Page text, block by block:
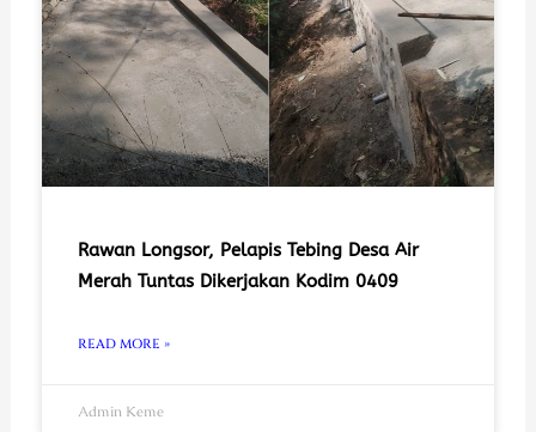
Rawan Longsor, Pelapis Tebing Desa Air
Merah Tuntas Dikerjakan Kodim 0409
READ MORE »
Admin Keme